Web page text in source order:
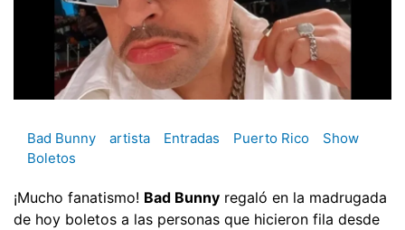
Bad Bunny artista Entradas Puerto Rico
Show
Boletos
¡Mucho fanatismo! Bad Bunny regaló en la madrugada
de hoy boletos a las personas que hicieron fila desde